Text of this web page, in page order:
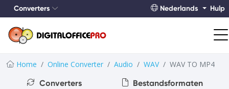
Converters Nederlands Hulp
Home Online Converter Audio WAV
WAV TO MP4
Converters
Bestandsformaten